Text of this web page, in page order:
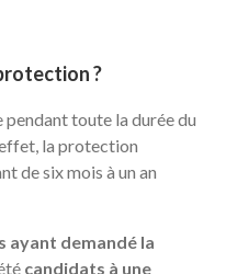
?
toute la durée du
la protection
de six mois à un an
ayant demandé la
candidats à une